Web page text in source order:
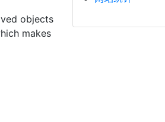
objects
makes